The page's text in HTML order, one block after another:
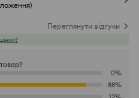
Переглянути відгуки
0%
88%